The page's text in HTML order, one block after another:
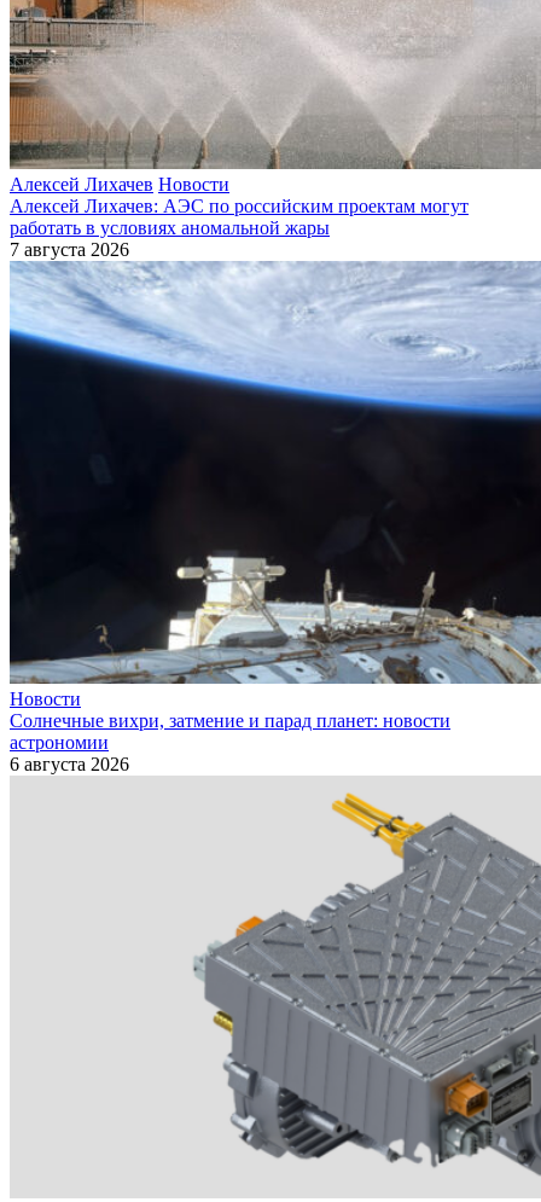
Алексей Лихачев Новости
Алексей Лихачев: АЭС по российским проектам могут
работать в условиях аномальной жары
7 августа 2026
Новости
Солнечные вихри, затмение и парад планет: новости
астрономии
6 августа 2026